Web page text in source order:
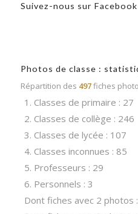
Suivez-nous sur Facebook
Photos de classe :
Répartition des 497fiches
1. Classes de primaire : 27
2. Classes de collège : 246
3. Classes de lycée : 107
4. Classes inconnues : 85
5. Professeurs : 29
6. Personnels : 3
Dont fiches avec 2 photos